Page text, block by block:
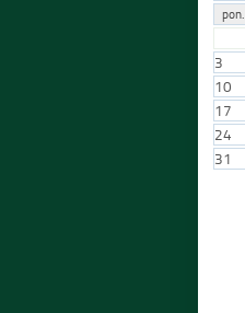
pon.
3
10
17
24
31